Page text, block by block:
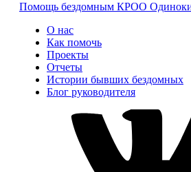
Помощь бездомным КРОО
О нас
Как помочь
Проекты
Отчеты
Истории бывших бездомных
Блог руководителя